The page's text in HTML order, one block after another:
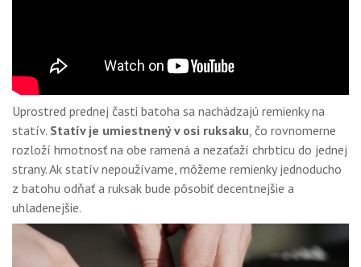
Uprostred prednej časti batoha sa nachádzajú remienky na
statív. Statív je umiestnený v osi ruksaku, čo rovnomerne
rozloží hmotnosť na obe ramená a nezaťaží chrbticu do jednej
strany. Ak statív nepoužívame, môžeme remienky jednoducho
z batohu odňať a ruksak bude pôsobiť decentnejšie a
uhladenejšie.